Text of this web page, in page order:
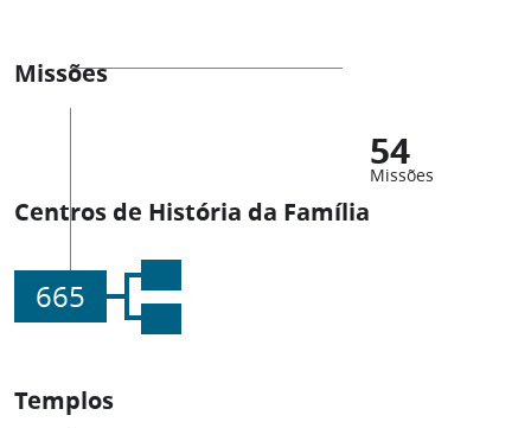
Missões
54
Missões
Centros de História da Família
665
Templos